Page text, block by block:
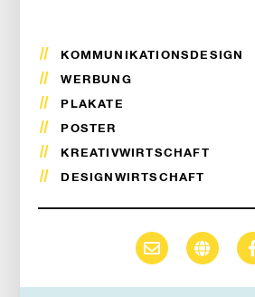
KOMMUNIKATIONSDESIGN
WERBUNG
PLAKATE
POSTER
KREATIVWIRTSCHAFT
DESIGNWIRTSCHAFT